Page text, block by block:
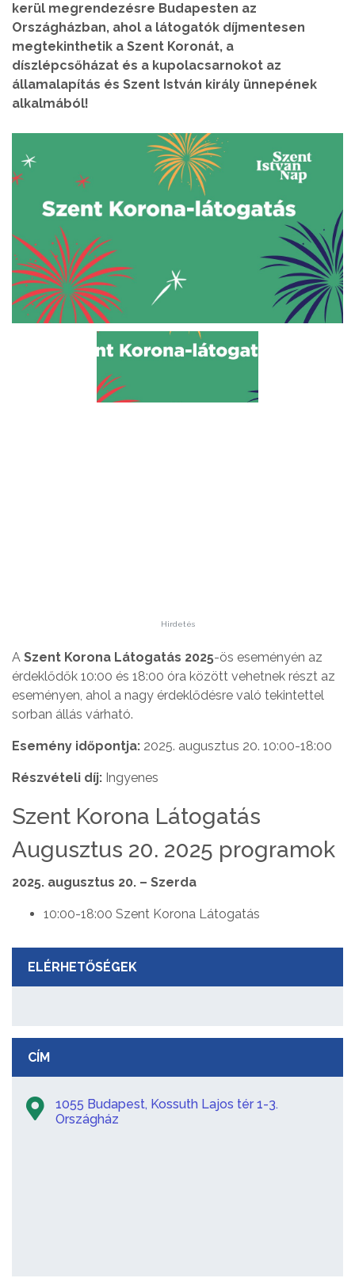
kerül megrendezésre Budapesten az
Országházban, ahol a látogatók díjmentesen
megtekinthetik a Szent Koronát, a
díszlépcsőházat és a kupolacsarnokot az
államalapítás és Szent István király ünnepének
alkalmából!
Hirdetés
A Szent Korona Látogatás 2025-ös eseményén az
érdeklődők 10:00 és 18:00 óra között vehetnek részt az
eseményen, ahol a nagy érdeklődésre való tekintettel
sorban állás várható.
Esemény időpontja: 2025. augusztus 20. 10:00-18:00
Részvételi díj: Ingyenes
Szent Korona Látogatás
Augusztus 20. 2025 programok
2025. augusztus 20. – Szerda
10:00-18:00 Szent Korona Látogatás
ELÉRHETŐSÉGEK
CÍM
1055 Budapest, Kossuth Lajos tér 1-3.
Országház